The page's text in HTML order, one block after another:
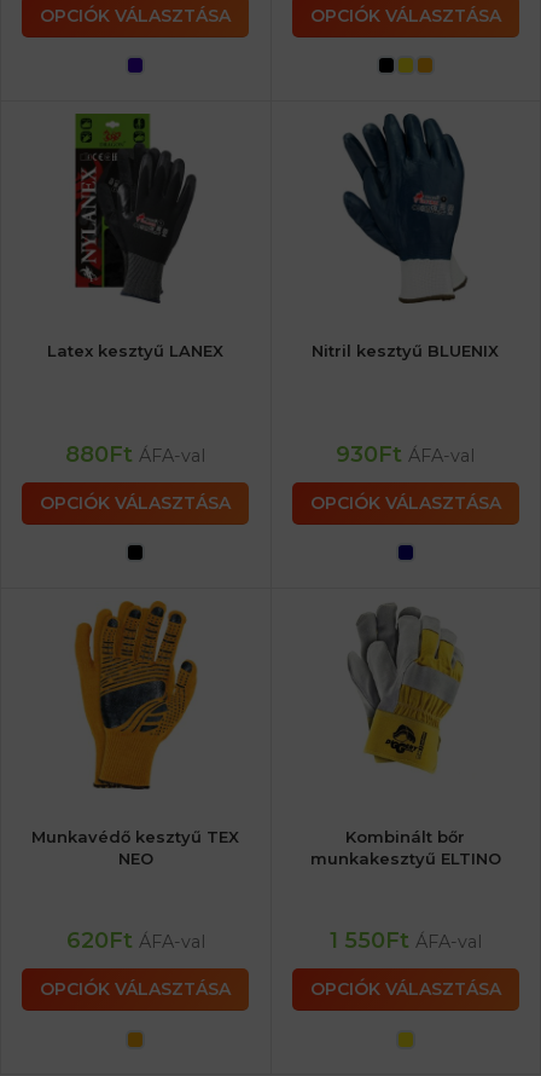
OPCIÓK VÁLASZTÁSA OPCIÓK VÁLASZTÁSA
Latex kesztyű LANEX
880Ft ÁFA-val
OPCIÓK VÁLASZTÁSA
Nitril kesztyű BLUENIX
930Ft ÁFA-val
OPCIÓK VÁLASZTÁSA
Munkavédő kesztyű TEX
NEO
620Ft ÁFA-val
OPCIÓK VÁLASZTÁSA
Kombinált bőr
munkakesztyű ELTINO
1 550Ft ÁFA-val
OPCIÓK VÁLASZTÁSA